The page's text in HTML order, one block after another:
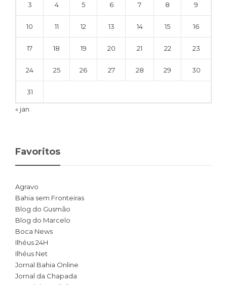
3 4 5 6 7 8 9
10 11 12 13 14 15 16
17 18 19 20 21 22 23
24 25 26 27 28 29 30
31
« jan
Favoritos
Agravo
Bahia sem Fronteiras
Blog do Gusmão
Blog do Marcelo
Boca News
Ilhéus 24H
Ilhéus Net
Jornal Bahia Online
Jornal da Chapada